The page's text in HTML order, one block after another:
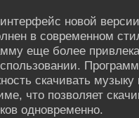
новой версии
в современном
еще более
скачивать музыку
что позволяет
одновременно.